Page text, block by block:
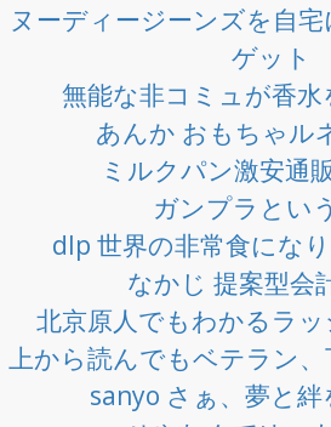
ヌーディージーンズを自
ゲット
無能な非コミュが香
あんか おもちゃル
ミルクパン激安通
ガンプラとい
dlp 世界の非常食にな
なかじ 提案型会
北京原人でもわかるラ
上から読んでもベテラン
sanyo さぁ、夢と絆